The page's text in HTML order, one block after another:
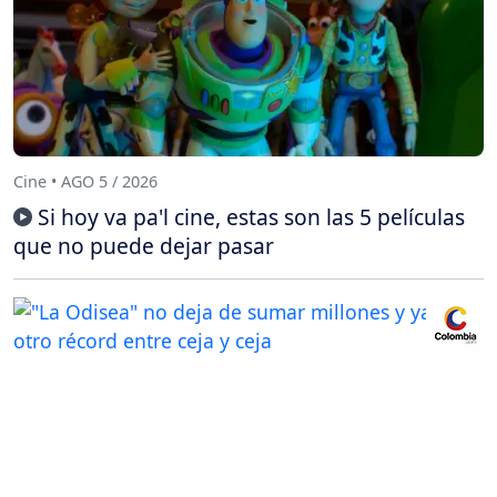
Cine • AGO 5 / 2026
Si hoy va pa'l cine, estas son las 5 películas
que no puede dejar pasar